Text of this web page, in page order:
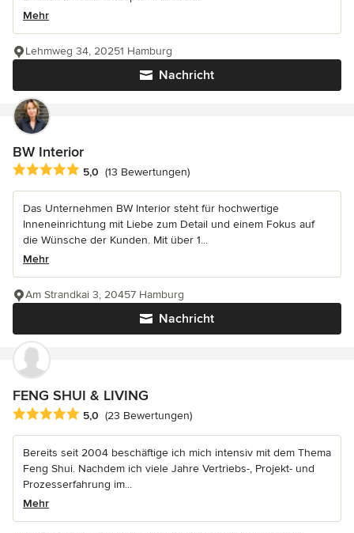
Mehr
Nachricht
Lehmweg 34, 20251 Hamburg
BW Interior
Durchschnittliche Bewertung: 5 von 5 Sternen
5,0 (13 Bewertungen)
Das Unternehmen BW Interior steht für hochwertige
Inneneinrichtung mit Liebe zum Detail und einem Fokus auf
die Wünsche der Kunden. Mit über 1...
Mehr
Nachricht
Am Strandkai 3, 20457 Hamburg
FENG SHUI & LIVING
Durchschnittliche Bewertung: 5 von 5 Sternen
5,0 (23 Bewertungen)
Bereits seit 2004 beschäftige ich mich intensiv mit dem Thema
Feng Shui. Nachdem ich viele Jahre Vertriebs-, Projekt- und
Prozesserfahrung im...
Mehr